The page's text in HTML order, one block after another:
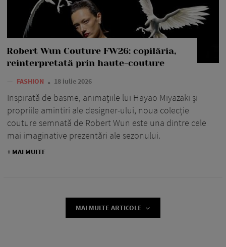
Robert Wun Couture FW26: copilăria,
reinterpretată prin haute-couture
— FASHION 18 iulie 2026
Inspirată de basme, animațiile lui Hayao Miyazaki și
propriile amintiri ale designer-ului, noua colecție
couture semnată de Robert Wun este una dintre cele
mai imaginative prezentări ale sezonului.
+ MAI MULTE
MAI MULTE ARTICOLE